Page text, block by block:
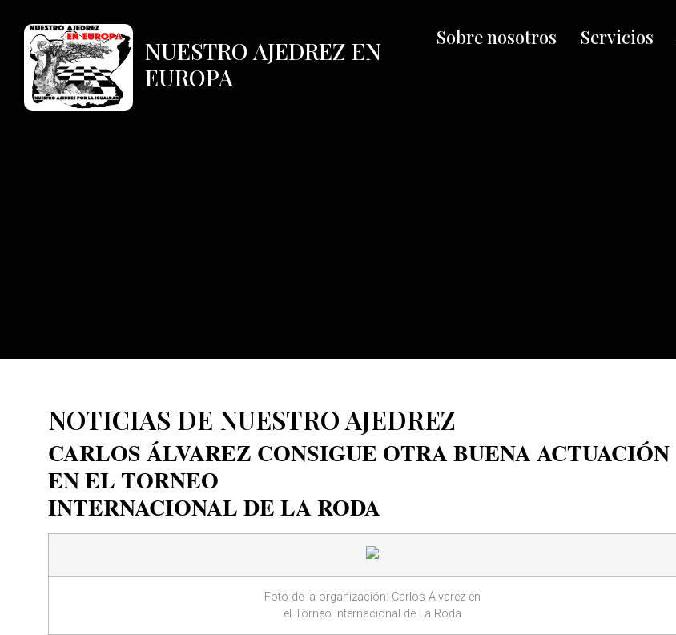
NUESTRO AJEDREZ EN
EUROPA
Sobre nosotros Servicios
NOTICIAS DE NUESTRO AJEDREZ
CARLOS ÁLVAREZ CONSIGUE OTRA BUENA ACTUACIÓN
EN EL TORNEO
INTERNACIONAL DE LA RODA
Foto de la organización: Carlos Álvarez en
el Torneo Internacional de La Roda